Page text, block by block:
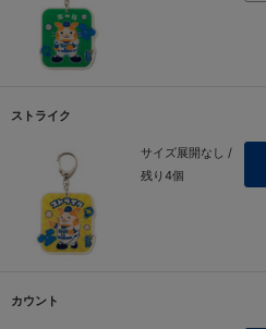
ストライク
サイズ展開なし /
残り4個
カウント